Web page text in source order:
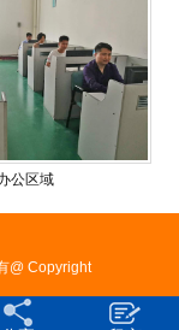
公区域
@ Copyright